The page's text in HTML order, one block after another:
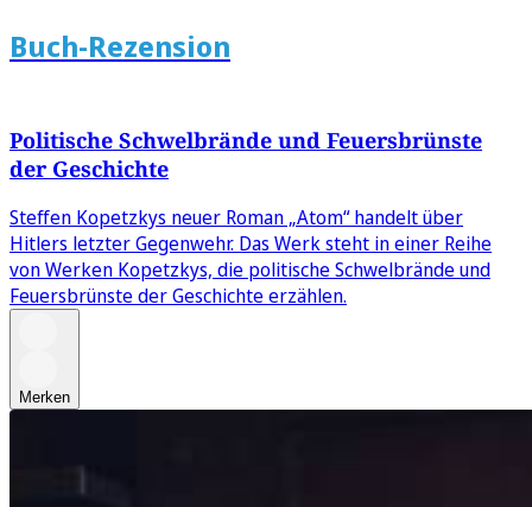
Buch-Rezension
Politische Schwelbrände und Feuersbrünste
der Geschichte
Steffen Kopetzkys neuer Roman „Atom“ handelt über
Hitlers letzter Gegenwehr. Das Werk steht in einer Reihe
von Werken Kopetzkys, die politische Schwelbrände und
Feuersbrünste der Geschichte erzählen.
Merken